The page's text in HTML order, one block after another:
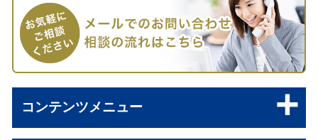
コンテンツメニュー